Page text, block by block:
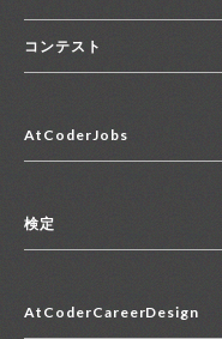
コンテスト
コンテスト一覧
便利リンク集
AtCoderJobs
2027年新卒採用求人一覧
中途採用求人一覧
検定
マイページ
AtCoderCareerDesign